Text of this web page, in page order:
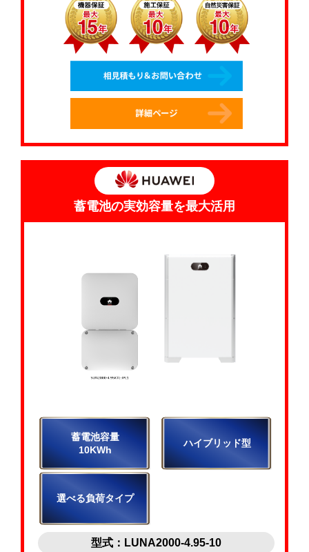
蓄電池の実効容量を最大活用
蓄電池容量
10KWh
ハイブリッド型
選べる負荷タイプ
型式：LUNA2000-4.95-10